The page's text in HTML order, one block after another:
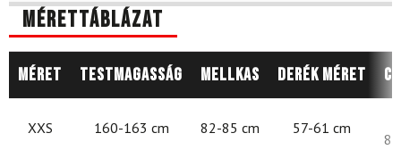
Mérettáblázat
Méret Testmagasság Mellkas Derék méret
XXS 160-163 cm 82-85 cm 57-61 cm